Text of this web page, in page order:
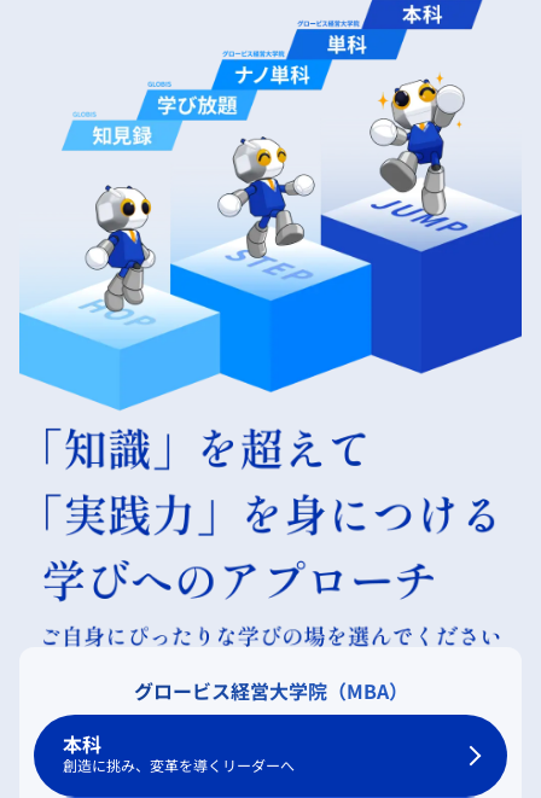
グロービス経営大学院（MBA）
本科
創造に挑み、変革を導くリーダーへ